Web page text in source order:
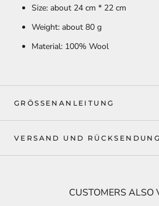
Size: about 24 cm * 22 cm
Weight: about 80 g
Material: 100% Wool
GRÖSSENANLEITUNG
VERSAND UND
CUSTOMERS ALSO